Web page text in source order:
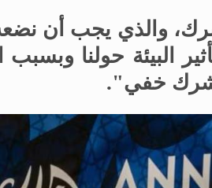
والذي يجب أن
البيئة حولنا وبسبب
شرك خفي".